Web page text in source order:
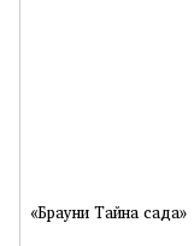
«Брауни Тайна сада»